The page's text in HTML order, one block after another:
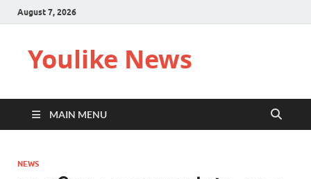
August 7, 2026
Youlike News
MAIN MENU
NEWS